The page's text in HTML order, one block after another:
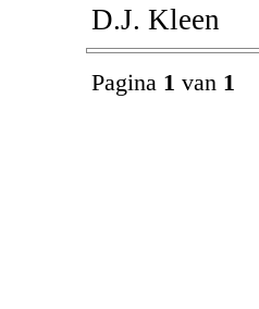
D.J. Kleen
Pagina 1 van 1